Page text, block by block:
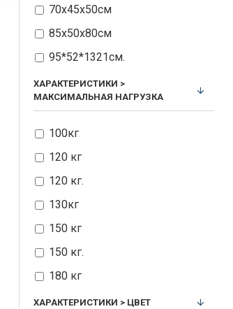
70х45х50см
85х50х80см
95*52*1321см.
97х51х80см
104.5*60*70 см
116х98х83 см.
190 х 70 х 42 см
190*65*38 см.
190*80*35см
190*100*47 см
190х66х39/50 см
190х70х37 см
ХАРАКТЕРИСТИКИ >
МАКСИМАЛЬНАЯ НАГРУЗКА
100кг
120 кг
120 кг.
130кг
150 кг
150 кг.
180 кг
До 200 кг
ХАРАКТЕРИСТИКИ > ЦВЕТ